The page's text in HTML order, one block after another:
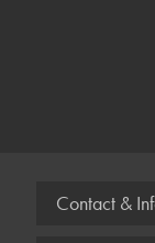
Contact &